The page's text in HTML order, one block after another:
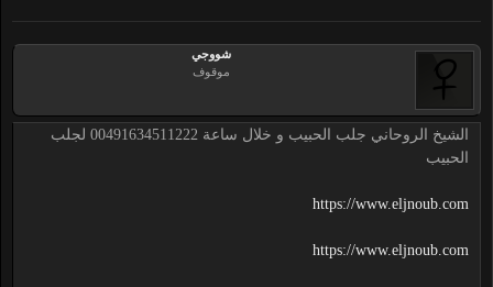
شووجي
موقوف
الشيخ الروحاني جلب الحبيب و خلال ساعة 00491634511222 لجلب
الحبيب
https://www.eljnoub.com
https://www.eljnoub.com